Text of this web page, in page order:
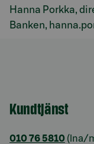
Hanna Porkka,
Banken,
Kundtjänst
010 76 5810 (lna/